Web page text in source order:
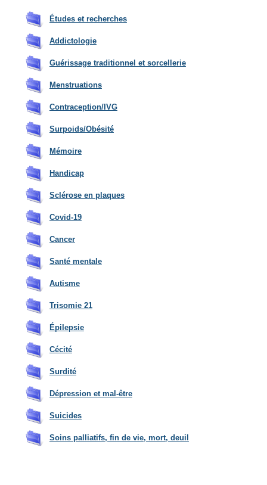
Études et recherches
Addictologie
Guérissage traditionnel et sorcellerie
Menstruations
Contraception/IVG
Surpoids/Obésité
Mémoire
Handicap
Sclérose en plaques
Covid-19
Cancer
Santé mentale
Autisme
Trisomie 21
Épilepsie
Cécité
Surdité
Dépression et mal-être
Suicides
Soins palliatifs, fin de vie, mort, deuil